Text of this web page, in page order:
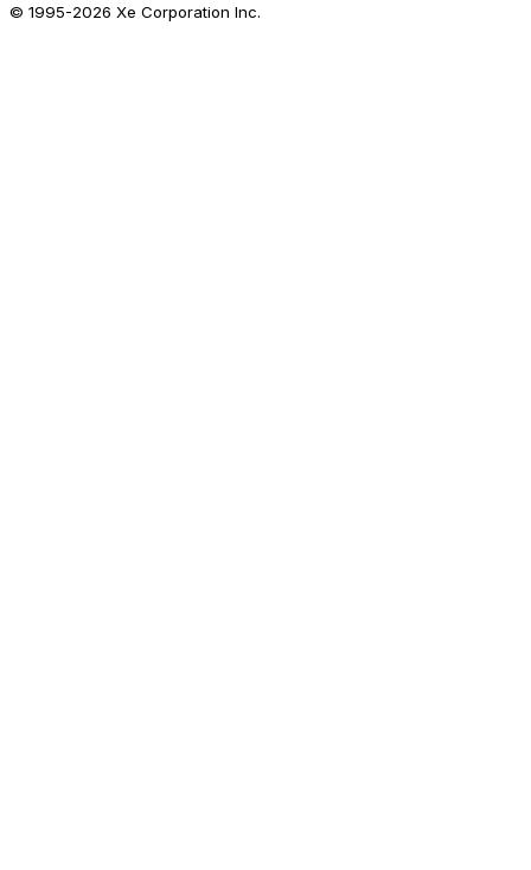
© 1995-2026 Xe Corporation Inc.